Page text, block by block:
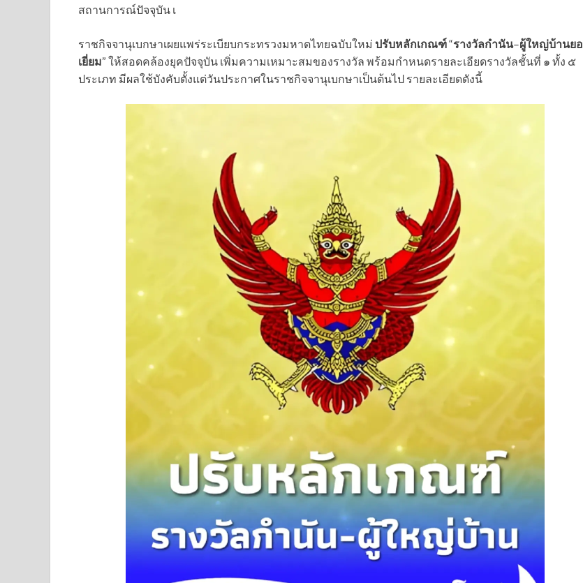
สถานการณ์ปัจจุบัน เ
ราชกิจจานุเบกษาเผยแพร่ระเบียบกระทรวงมหาดไทยฉบับใหม่ ปรับหลักเกณฑ์“รางวัลกำนัน–ผู้ใหญ่บ้านย
เยี่ยม” ให้สอดคล้องยุคปัจจุบัน เพิ่มความเหมาะสมของรางวัล พร้อมกำหนดรายละเอียดรางวัลชั้นที่ ๑ ทั้ง ๕
ประเภท มีผลใช้บังคับตั้งแต่วันประกาศในราชกิจจานุเบกษาเป็นต้นไป รายละเอียดดังนี้